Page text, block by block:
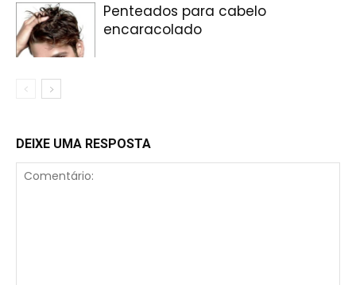
Penteados para cabelo
encaracolado
DEIXE UMA RESPOSTA